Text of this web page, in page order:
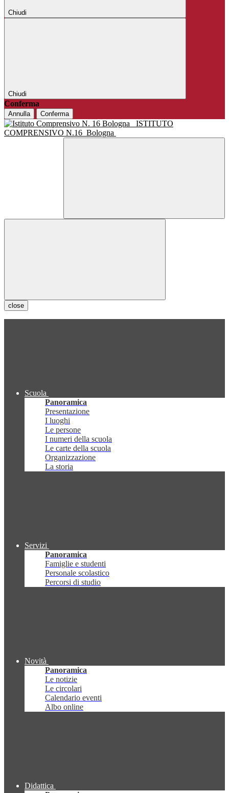
Chiudi
Chiudi
Conferma
Annulla Conferma
ISTITUTO
COMPRENSIVO N.16 Bologna
close
Scuola
Panoramica
Presentazione
I luoghi
Le persone
I numeri della scuola
Le carte della scuola
Organizzazione
La storia
Servizi
Panoramica
Famiglie e studenti
Personale scolastico
Percorsi di studio
Novità
Panoramica
Le notizie
Le circolari
Calendario eventi
Albo online
Didattica